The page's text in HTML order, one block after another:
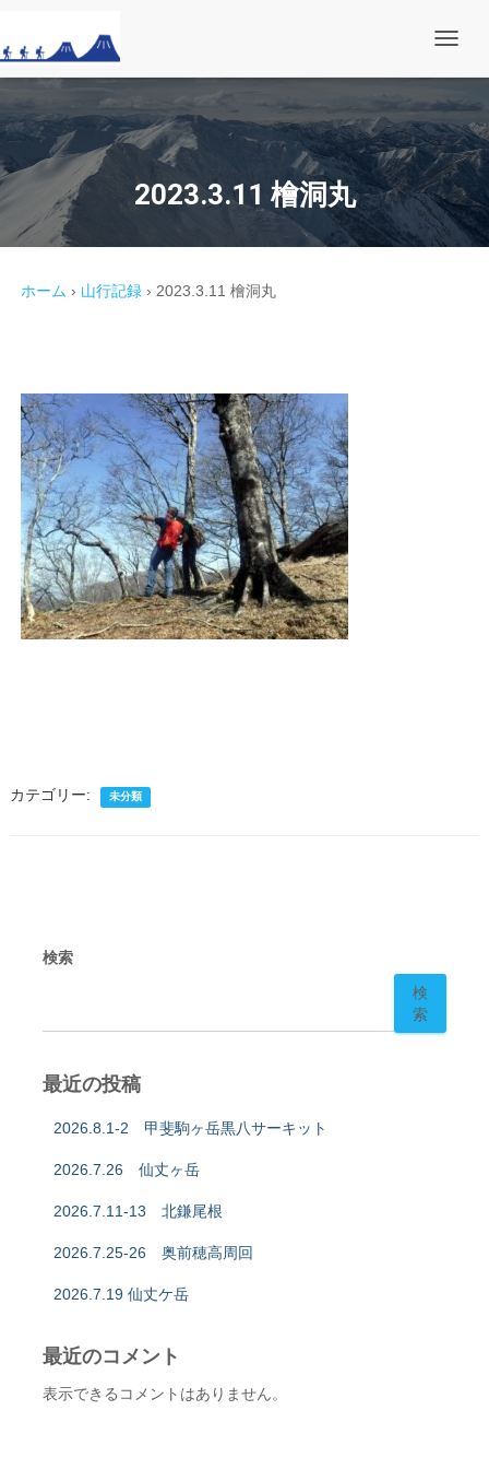
ー
シ
ョ
ン
を
切
り
替
2023.3.11 檜洞丸
ホーム › 山行記録 › 2023.3.11 檜洞丸
カテゴリー: 未分類
検索
検
索
最近の投稿
2026.8.1-2 甲斐駒ヶ岳黒八サーキット
2026.7.26 仙丈ヶ岳
2026.7.11-13 北鎌尾根
2026.7.25-26 奥前穂高周回
2026.7.19 仙丈ケ岳
最近のコメント
表示できるコメントはありません。